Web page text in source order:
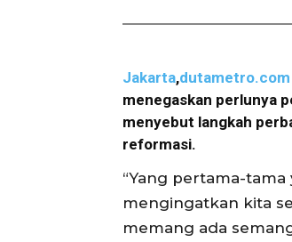
Jakarta,dutametro.com
menegaskan perlunya
menyebut langkah
reformasi.
“Yang pertama-
mengingatkan kita
memang ada